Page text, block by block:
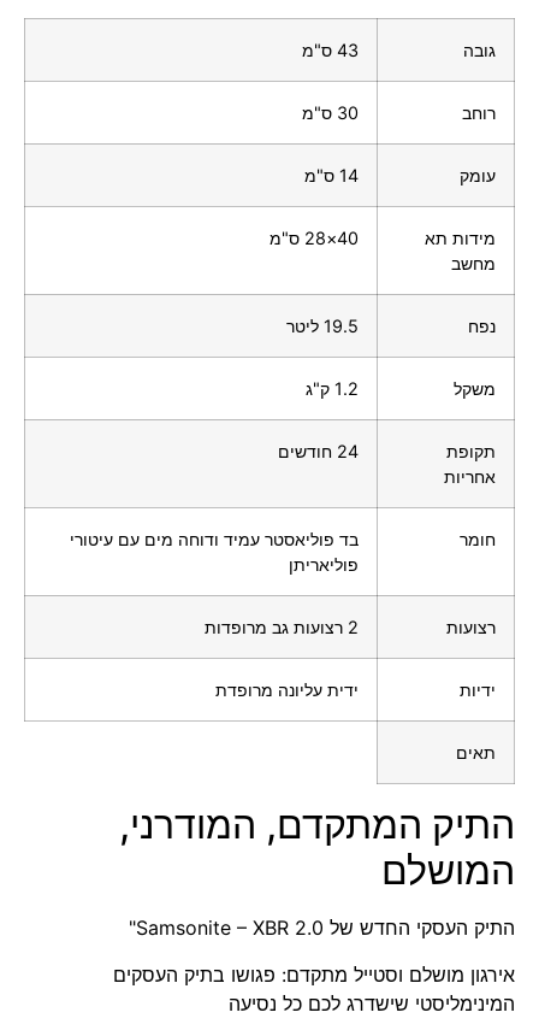
גובה 43 ס"מ
רוחב 30 ס"מ
עומק 14 ס"מ
מידות תא
מחשב
40×28 ס"מ
נפח 19.5 ליטר
משקל 1.2 ק"ג
תקופת
אחריות
24 חודשים
חומר
בד פוליאסטר עמיד ודוחה מים עם עיטורי
פוליאריתן
רצועות 2 רצועות גב מרופדות
ידיות ידית עליונה מרופדת
תאים
התיק המתקדם, המודרני,
המושלם
התיק העסקי החדש של Samsonite – XBR 2.0"
אירגון מושלם וסטייל מתקדם: פגושו בתיק העסקים
המינימליסטי שישדרג לכם כל נסיעה